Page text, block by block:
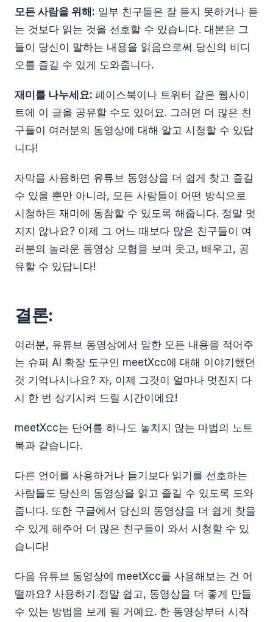
모든 사람을 위해: 일부 친구들은 잘 듣지 못하거나 듣
는 것보다 읽는 것을 선호할 수 있습니다. 대본은 그
들이 당신이 말하는 내용을 읽음으로써 당신의 비디
오를 즐길 수 있게 도와줍니다.
재미를 나누세요: 페이스북이나 트위터 같은 웹사이
트에 이 글을 공유할 수도 있어요. 그러면 더 많은 친
구들이 여러분의 동영상에 대해 알고 시청할 수 있답
니다!
자막을 사용하면 유튜브 동영상을 더 쉽게 찾고 즐길
수 있을 뿐만 아니라, 모든 사람들이 어떤 방식으로
시청하든 재미에 동참할 수 있도록 해줍니다. 정말 멋
지지 않나요? 이제 그 어느 때보다 많은 친구들이 여
러분의 놀라운 동영상 모험을 보며 웃고, 배우고, 공
유할 수 있답니다!
결론:
여러분, 유튜브 동영상에서 말한 모든 내용을 적어주
는 슈퍼 AI 확장 도구인 meetXcc에 대해 이야기했던
것 기억나시나요? 자, 이제 그것이 얼마나 멋진지 다
시 한 번 상기시켜 드릴 시간이에요!
meetXcc는 단어를 하나도 놓치지 않는 마법의 노트
북과 같습니다.
다른 언어를 사용하거나 듣기보다 읽기를 선호하는
사람들도 당신의 동영상을 읽고 즐길 수 있도록 도와
줍니다. 또한 구글에서 당신의 동영상을 더 쉽게 찾을
수 있게 해주어 더 많은 친구들이 와서 시청할 수 있
습니다!
다음 유튜브 동영상에 meetXcc를 사용해보는 건 어
떨까요? 사용하기 정말 쉽고, 동영상을 더 좋게 만들
수 있는 방법을 보게 될 거예요. 한 동영상부터 시작